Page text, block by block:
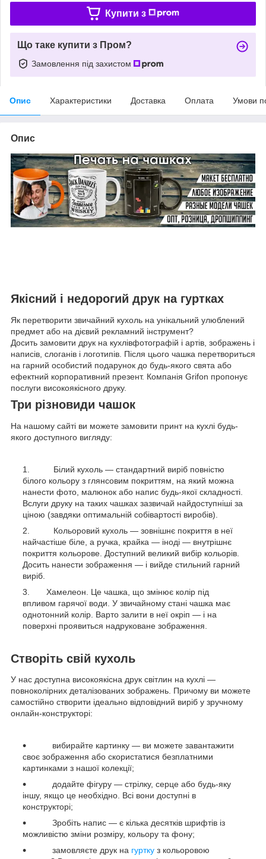
Купити з
Що таке купити з Пром?
Замовлення під захистом
Опис Характеристики Доставка Оплата Умови
Опис
Якісний і недорогий друк на гуртках
Як перетворити звичайний кухоль на унікальний улюблений
предмет або на дієвий рекламний інструмент?
Досить замовити друк на кухлівфотографій і артів, зображень і
написів, слоганів і логотипів. Після цього чашка перетвориться
на гарний особистий подарунок до будь-якого свята або
ефектний корпоративний презент. Компанія Grifon пропонує
послуги високоякісного друку.
Три різновиди чашок
На нашому сайті ви можете замовити принт на кухлі будь-
якого доступного вигляду:
Білий кухоль — стандартний виріб повністю
білого кольору з глянсовим покриттям, на який можна
нанести фото, малюнок або напис будь-якої складності.
Вслуги друку на таких чашках зазвичай найдоступніші за
ціною (завдяки оптимальній собівартості виробів).
Кольоровий кухоль — зовнішнє покриття в неї
найчастіше біле, а ручка, крайка — іноді — внутрішнє
покриття кольорове. Доступний великий вибір кольорів.
Досить нанести зображення — і вийде стильний гарний
виріб.
Хамелеон. Це чашка, що змінює колір під
впливом гарячої води. У звичайному стані чашка має
однотонний колір. Варто залити в неї окріп — і на
поверхні проявиться надруковане зображення.
Створіть свій кухоль
У нас доступна високоякісна друк світлин на кухлі —
повноколірних деталізованих зображень. Причому ви можете
самостійно створити ідеально відповідний виріб у зручному
онлайн-конструкторі:
вибирайте картинку — ви можете завантажити
своє зображення або скористатися безплатними
картинками з нашої колекції;
додайте фігуру — стрілку, серце або будь-яку
іншу, якщо це необхідно. Всі вони доступні в
конструкторі;
Зробіть напис — є кілька десятків шрифтів із
можливістю зміни розміру, кольору та фону;
замовляєте друк на гуртку з кольоровою